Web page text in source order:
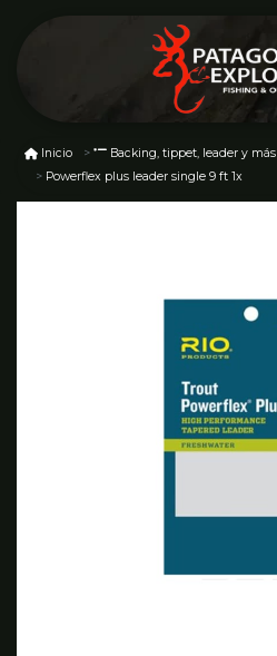
Inicio
Backing, tippet, leader y más
Powerflex plus leader single 9 ft 1x